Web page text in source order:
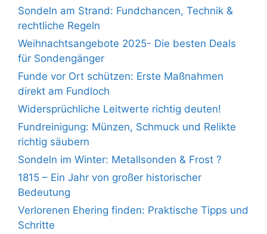
Sondeln am Strand: Fundchancen, Technik &
rechtliche Regeln
Weihnachtsangebote 2025- Die besten Deals
für Sondengänger
Funde vor Ort schützen: Erste Maßnahmen
direkt am Fundloch
Widersprüchliche Leitwerte richtig deuten!
Fundreinigung: Münzen, Schmuck und Relikte
richtig säubern
Sondeln im Winter: Metallsonden & Frost ?
1815 – Ein Jahr von großer historischer
Bedeutung
Verlorenen Ehering finden: Praktische Tipps und
Schritte